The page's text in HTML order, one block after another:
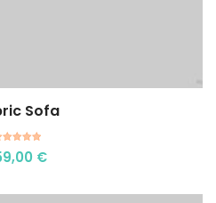
Sofa
5.00
€
al carrello